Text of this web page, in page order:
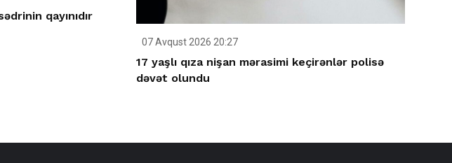
qayınıdır
07 Avqust 2026 20:27
17 yaşlı qıza nişan mərasimi keçirənlər polisə
dəvət olundu